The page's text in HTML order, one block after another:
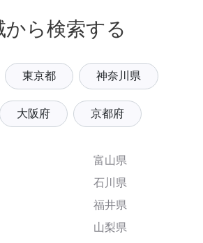
から検索する
東京都 神奈川県
大阪府 京都府
富山県
石川県
福井県
山梨県